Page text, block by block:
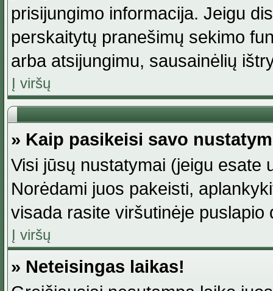
prisijungimo informacija. Jeigu
perskaitytų pranešimų sekimo
arba atsijungimu, sausainėlių
Į viršų
» Kaip pasikeisi savo
Visi jūsų nustatymai (jeigu esate
Norėdami juos pakeisti,
visada rasite viršutinėje
Į viršų
» Neteisingas laikas!